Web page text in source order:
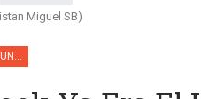
Miguel SB)